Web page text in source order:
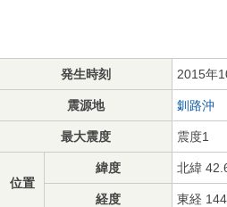
発生時刻 2015年
震源地 釧路沖
最大震度 震度1
位置
緯度 北緯
経度 東経